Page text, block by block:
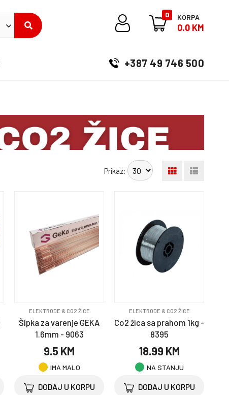
0 KORPA
0.0 KM
+387 49 746 500
Prikaz:
ELEKTRODE & CO2 ŽICE
Šipka za varenje GEKA
1.6mm - 9063
9.5 KM
IMA MALO
DODAJ U KORPU
ELEKTRODE & CO2 ŽICE
Co2 žica sa prahom 1kg -
8395
18.99 KM
NA STANJU
DODAJ U KORPU